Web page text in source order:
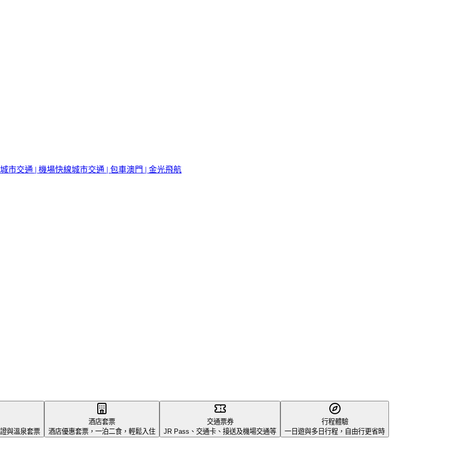
城市交通 | 機場快線城市交通 | 包車澳門 | 金光飛航
與溫泉套票
酒店套票
酒店優惠套票，一泊二食，輕鬆入住
交通票券
JR Pass、交通卡、接送及機場交通等
行程體驗
一日遊與多日行程，自由行更省時